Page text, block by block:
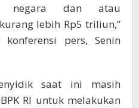
negara dan atau
lebih Rp5 triliun,”
pers, Senin
saat ini masih
RI untuk melakukan